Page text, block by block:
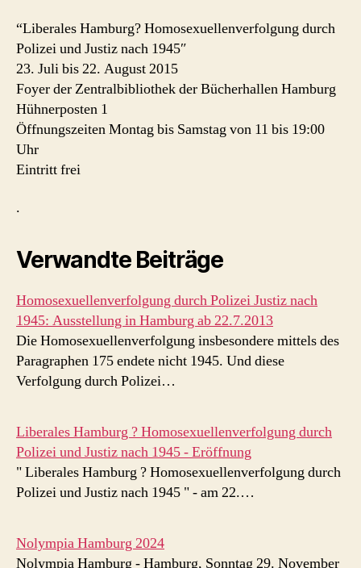
“Liberales Hamburg? Homosexuellenverfolgung durch
Polizei und Justiz nach 1945″
23. Juli bis 22. August 2015
Foyer der Zentralbibliothek der Bücherhallen Hamburg
Hühnerposten 1
Öffnungszeiten Montag bis Samstag von 11 bis 19:00
Uhr
Eintritt frei
.
Verwandte Beiträge
Homosexuellenverfolgung durch Polizei Justiz nach
1945: Ausstellung in Hamburg ab 22.7.2013
Die Homosexuellenverfolgung insbesondere mittels des
Paragraphen 175 endete nicht 1945. Und diese
Verfolgung durch Polizei…
Liberales Hamburg ? Homosexuellenverfolgung durch
Polizei und Justiz nach 1945 - Eröffnung
" Liberales Hamburg ? Homosexuellenverfolgung durch
Polizei und Justiz nach 1945 " - am 22.…
Nolympia Hamburg 2024
Nolympia Hamburg - Hamburg, Sonntag 29. November